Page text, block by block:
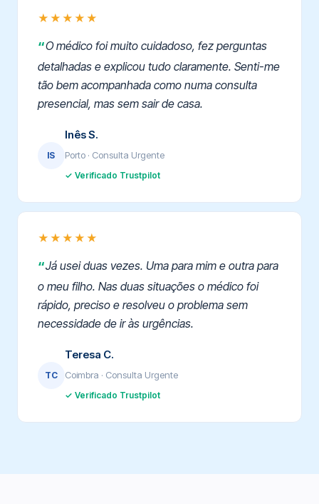
★★★★★
O médico foi muito cuidadoso, fez perguntas
detalhadas e explicou tudo claramente. Senti-me
tão bem acompanhada como numa consulta
presencial, mas sem sair de casa.
IS
Inês S.
Porto · Consulta Urgente
✓ Verificado Trustpilot
★★★★★
Já usei duas vezes. Uma para mim e outra para
o meu filho. Nas duas situações o médico foi
rápido, preciso e resolveu o problema sem
necessidade de ir às urgências.
TC
Teresa C.
Coimbra · Consulta Urgente
✓ Verificado Trustpilot